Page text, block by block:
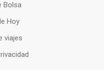
Bolsa
Hoy
viajes